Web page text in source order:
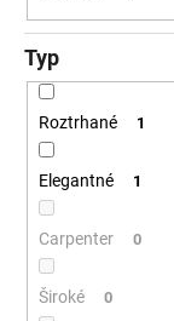
Typ
Roztrhané 1
Elegantné 1
Carpenter 0
Široké 0